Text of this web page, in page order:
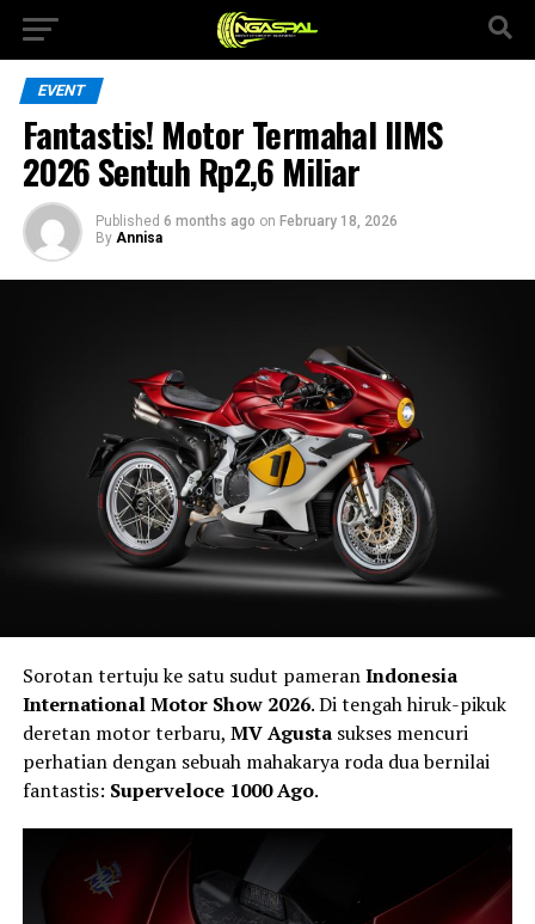
EVENT
Fantastis! Motor Termahal IIMS
2026 Sentuh Rp2,6 Miliar
Published 6 months ago on February 18, 2026
By Annisa
Sorotan tertuju ke satu sudut pameranIndonesia
International Motor Show 2026. Di tengah hiruk-pikuk
deretan motor terbaru, MV Agustasukses mencuri
perhatian dengan sebuah mahakarya roda dua bernilai
fantastis: Superveloce 1000 Ago.